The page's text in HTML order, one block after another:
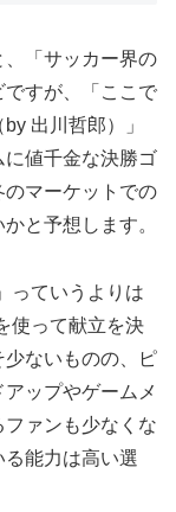
「サッカー界の
すが、「ここで
出川哲郎）」
値千金な決勝ゴ
マーケットでの
と予想します。
っていうよりは
使って献立を決
ないものの、ピ
ップやゲームメ
ァンも少なくな
能力は高い選